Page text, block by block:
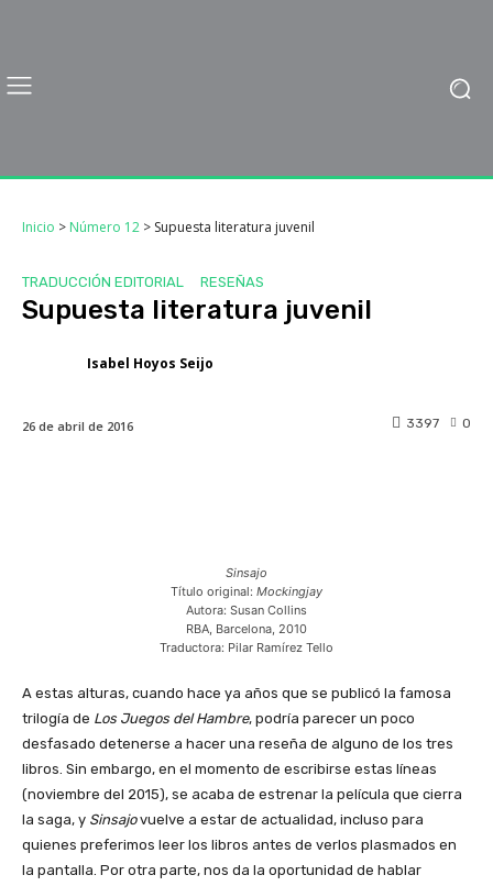
Inicio > Número 12 > Supuesta literatura juvenil
TRADUCCIÓN EDITORIAL RESEÑAS
Supuesta literatura juvenil
Isabel Hoyos Seijo
26 de abril de 2016 0
3397
Sinsajo
Título original: Mockingjay
Autora: Susan Collins
RBA, Barcelona, 2010
Traductora: Pilar Ramírez Tello
A estas alturas, cuando hace ya años que se publicó la famosa
trilogía de Los Juegos del Hambre, podría parecer un poco
desfasado detenerse a hacer una reseña de alguno de los tres
libros. Sin embargo, en el momento de escribirse estas líneas
(noviembre del 2015), se acaba de estrenar la película que cierra
la saga, y Sinsajovuelve a estar de actualidad, incluso para
quienes preferimos leer los libros antes de verlos plasmados en
la pantalla. Por otra parte, nos da la oportunidad de hablar